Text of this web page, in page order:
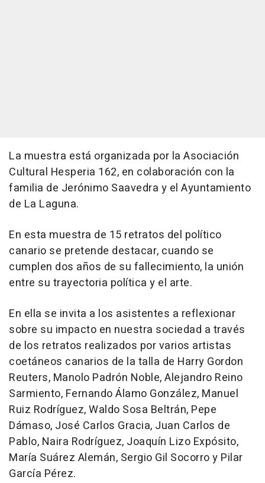
La muestra está organizada por la Asociación
Cultural Hesperia 162, en colaboración con la
familia de Jerónimo Saavedra y el Ayuntamiento
de La Laguna.
En esta muestra de 15 retratos del político
canario se pretende destacar, cuando se
cumplen dos años de su fallecimiento, la unión
entre su trayectoria política y el arte.
En ella se invita a los asistentes a reflexionar
sobre su impacto en nuestra sociedad a través
de los retratos realizados por varios artistas
coetáneos canarios de la talla de Harry Gordon
Reuters, Manolo Padrón Noble, Alejandro Reino
Sarmiento, Fernando Álamo González, Manuel
Ruiz Rodríguez, Waldo Sosa Beltrán, Pepe
Dámaso, José Carlos Gracia, Juan Carlos de
Pablo, Naira Rodríguez, Joaquín Lizo Expósito,
María Suárez Alemán, Sergio Gil Socorro y Pilar
García Pérez.